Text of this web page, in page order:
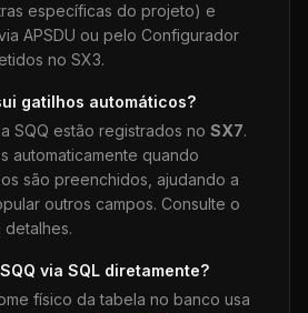
específicas do projeto) e
APSDU ou pelo Configurador
no SX3.
gatilhos automáticos?
SQQ estão registrados no SX7.
automaticamente quando
são preenchidos, ajudando a
outros campos. Consulte o
detalhes.
SQQ via SQL diretamente?
físico da tabela no banco usa